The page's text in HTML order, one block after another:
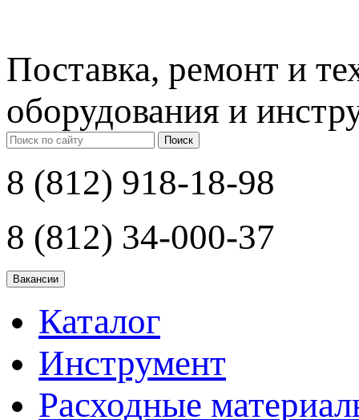
Поставка, ремонт и
оборудования и
Поиск
8 (812) 918-18-98
8 (812) 34-000-37
Каталог
Инструмент
Расходные